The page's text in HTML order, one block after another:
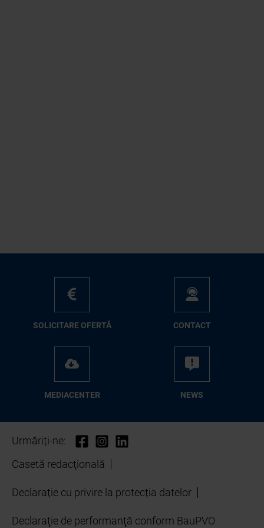
SO­LI­CI­TA­RE OFER­TĂ CON­TA­CT
ME­D­IA­CEN­TER NEWS
Urmăriți-ne:
Casetă redacţională
Declarație cu privire la protecția datelor
Declaraţie de performanţă conform BauPVO